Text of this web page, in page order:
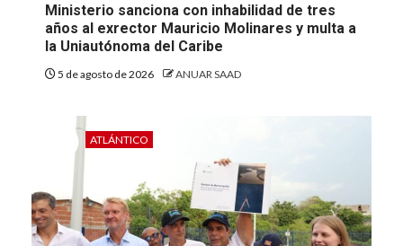
Ministerio sanciona con inhabilidad de tres
años al exrector Mauricio Molinares y multa a
la Uniautónoma del Caribe
5 de agosto de 2026 ANUAR SAAD
ATLÁNTICO